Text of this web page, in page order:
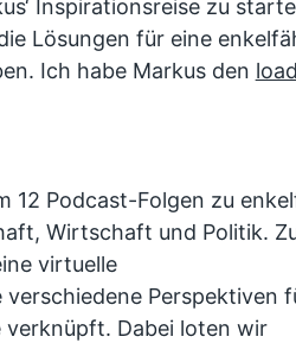
Inspirationsreise zu
Lösungen für eine
Ich habe Markus den
12 Podcast-Folgen zu
Wirtschaft und Politik.
virtuelle
Perspektiven
verknüpft. Dabei loten wir